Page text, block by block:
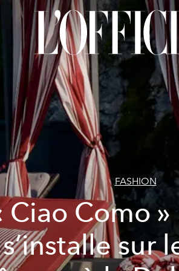
FASHION
Ciao Como »
s’installe sur